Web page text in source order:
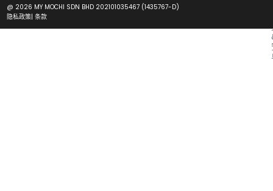
@ 2026 MY MOCHI SDN BHD 202101035467 (1435767-D)
隐私政策| 条款